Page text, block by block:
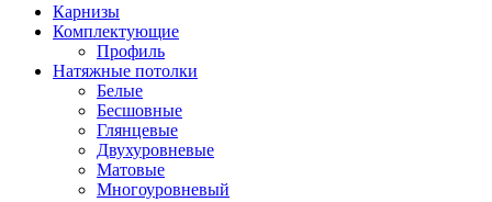
Карнизы
Комплектующие
Профиль
Натяжные потолки
Белые
Бесшовные
Глянцевые
Двухуровневые
Матовые
Многоуровневый